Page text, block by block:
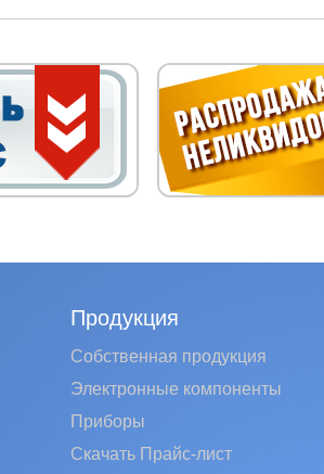
Продукция
Собственная продукция
Электронные компоненты
Приборы
Скачать Прайс-лист